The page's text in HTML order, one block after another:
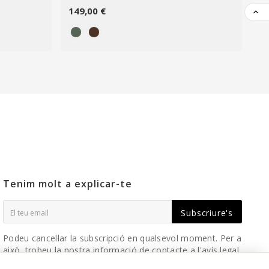
149,00 €
Tenim molt a explicar-te
Subscriure's
Podeu cancel·lar la subscripció en qualsevol moment. Per a
això, trobeu la nostra informació de contacte a l'avís legal.
